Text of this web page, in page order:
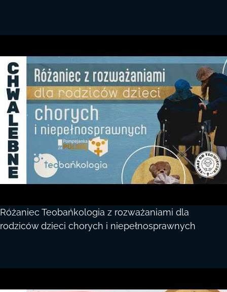
Różaniec Teobańkologia z rozważaniami dla
rodziców dzieci chorych i niepełnosprawnych